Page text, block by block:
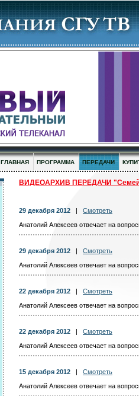
ГЛАВНАЯ ПРОГРАММА ПЕРЕДАЧИ
ВИДЕОАРХИВ ПЕРЕДАЧИ
29 декабря 2012
Смотреть
Анатолий Алексеев отвечает на
29 декабря 2012
Смотреть
Анатолий Алексеев отвечает на
22 декабря 2012
Смотреть
Анатолий Алексеев отвечает на
22 декабря 2012
Смотреть
Анатолий Алексеев отвечает на
15 декабря 2012
Смотреть
Анатолий Алексеев отвечает на